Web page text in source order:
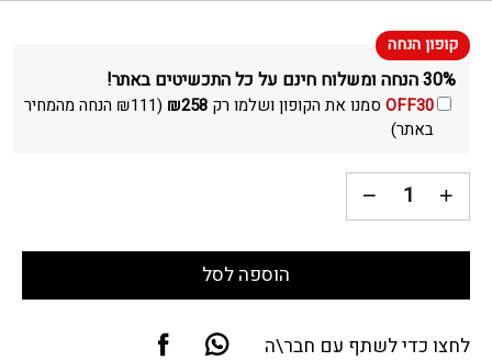
30% הנחה ומשלוח חינם על כל התכשיטים באתר!
OFF30 סמנו את הקופון ושלמו רק ₪258
(
₪111
הנחה מהמחיר
באתר)
הוספה לסל
לחצו כדי לשתף עם חבר\ה